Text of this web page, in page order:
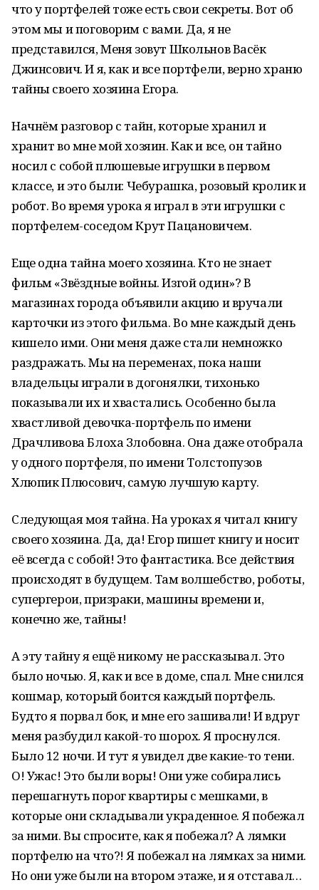
что у портфелей тоже есть свои секреты. Вот об
этом мы и поговорим с вами. Да, я не
представился, Меня зовут Школьнов Васёк
Джинсович. И я, как и все портфели, верно храню
тайны своего хозяина Егора.
Начнём разговор с тайн, которые хранил и
хранит во мне мой хозяин. Как и все, он тайно
носил с собой плюшевые игрушки в первом
классе, и это были: Чебурашка, розовый кролик и
робот. Во время урока я играл в эти игрушки с
портфелем-соседом Крут Пацановичем.
Еще одна тайна моего хозяина. Кто не знает
фильм «Звёздные войны. Изгой один»? В
магазинах города объявили акцию и вручали
карточки из этого фильма. Во мне каждый день
кишело ими. Они меня даже стали немножко
раздражать. Мы на переменах, пока наши
владельцы играли в догонялки, тихонько
показывали их и хвастались. Особенно была
хвастливой девочка-портфель по имени
Драчливова Блоха Злобовна. Она даже отобрала
у одного портфеля, по имени Толстопузов
Хлюпик Плюсович, самую лучшую карту.
Следующая моя тайна. На уроках я читал книгу
своего хозяина. Да, да! Егор пишет книгу и носит
её всегда с собой! Это фантастика. Все действия
происходят в будущем. Там волшебство, роботы,
супергерои, призраки, машины времени и,
конечно же, тайны!
А эту тайну я ещё никому не рассказывал. Это
было ночью. Я, как и все в доме, спал. Мне снился
кошмар, который боится каждый портфель.
Будто я порвал бок, и мне его зашивали! И вдруг
меня разбудил какой-то шорох. Я проснулся.
Было 12 ночи. И тут я увидел две какие-то тени.
О! Ужас! Это были воры! Они уже собирались
перешагнуть порог квартиры с мешками, в
которые они складывали украденное. Я побежал
за ними. Вы спросите, как я побежал? А лямки
портфелю на что?! Я побежал на лямках за ними.
Но они уже были на втором этаже, и я отставал…